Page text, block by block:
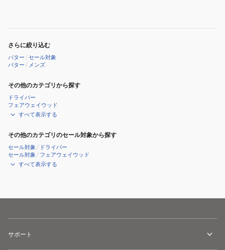
さらに絞り込む
パター /セール対象
パター / メンズ
その他のカテゴリから探す
ドライバー
フェアウェイウッド
すべて表示する
その他のカテゴリのセール対象から探す
セール対象 / ドライバー
セール対象 / フェアウェイウッド
すべて表示する
サポート